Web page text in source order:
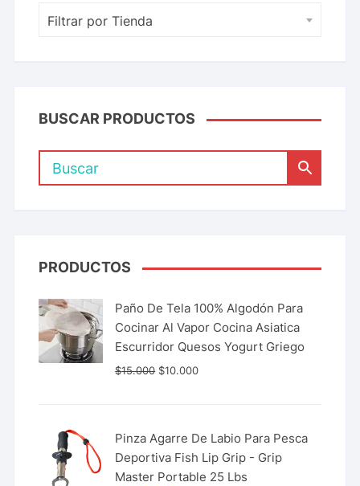
Filtrar por Tienda
BUSCAR PRODUCTOS
PRODUCTOS
Paño De Tela 100% Algodón Para
Cocinar Al Vapor Cocina Asiatica
Escurridor Quesos Yogurt Griego
$15.000 $10.000
Pinza Agarre De Labio Para Pesca
Deportiva Fish Lip Grip - Grip
Master Portable 25 Lbs